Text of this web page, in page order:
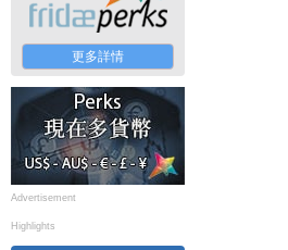
更多詳情
Advertisement
Highlights